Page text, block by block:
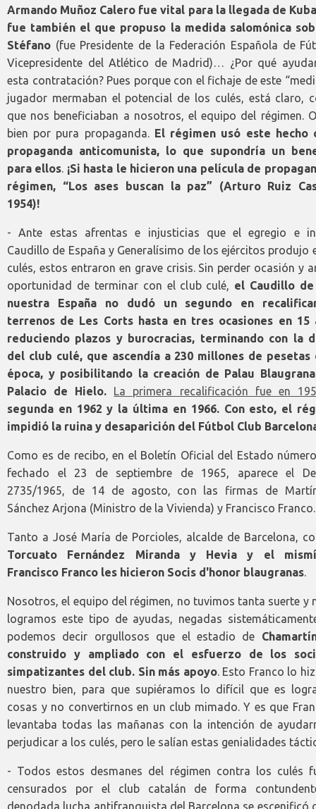
Armando Muñoz Calero fue vital para la llegada de
fue también el que propuso la medida salomónica
Stéfano (fue Presidente de la Federación Española de
Vicepresidente del Atlético de Madrid)… ¿Por qué
esta contratación? Pues porque con el fichaje de este
jugador mermaban el potencial de los culés, está claro,
que nos beneficiaban a nosotros, el equipo del régimen.
bien por pura propaganda. El régimen usó este hecho
propaganda anticomunista, lo que supondría un
para ellos. ¡Si hasta le hicieron una película de
régimen, “Los ases buscan la paz” (Arturo Ruiz
1954)!
- Ante estas afrentas e injusticias que el egregio e
Caudillo de España y Generalísimo de los ejércitos produjo
culés, estos entraron en grave crisis. Sin perder ocasión y
oportunidad de terminar con el club culé, el Caudillo
nuestra España no dudó un segundo en
terrenos de Les Corts hasta en tres ocasiones en 15
reduciendo plazos y burocracias, terminando con la
del club culé, que ascendía a 230 millones de pesetas
época, y posibilitando la creación de Palau
Palacio de Hielo. La primera recalificación fue en
segunda en 1962 y la última en 1966. Con esto, el
impidió la ruina y desaparición del Fútbol Club
Como es de recibo, en el Boletín Oficial del Estado
fechado el 23 de septiembre de 1965, aparece el
2735/1965, de 14 de agosto, con las firmas de
Sánchez Arjona (Ministro de la Vivienda) y Francisco Franco.
Tanto a José María de Porcioles, alcalde de Barcelona,
Torcuato Fernández Miranda y Hevia y el
Francisco Franco les hicieron Socis d'honor blaugranas.
Nosotros, el equipo del régimen, no tuvimos tanta suerte y
logramos este tipo de ayudas, negadas
podemos decir orgullosos que el estadio de
construido y ampliado con el esfuerzo de los
simpatizantes del club. Sin más apoyo. Esto Franco lo
nuestro bien, para que supiéramos lo difícil que es
cosas y no convertirnos en un club mimado. Y es que
levantaba todas las mañanas con la intención de
perjudicar a los culés, pero le salían estas genialidades
- Todos estos desmanes del régimen contra los culés
censurados por el club catalán de forma